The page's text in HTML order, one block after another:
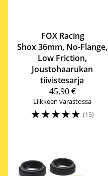
FOX Racing
Shox36mm, No-Flange,
Low Friction,
Joustohaarukan
tiivistesarja
45,90 €
Liikkeen varastossa
☆☆☆☆☆ (15)